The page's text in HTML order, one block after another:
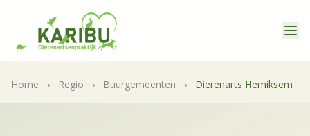
Home › Regio › Buurgemeenten › Dierenarts Hemiksem